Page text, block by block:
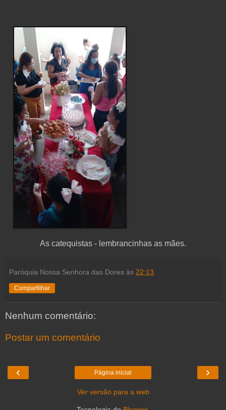
As catequistas - lembrancinhas as mães.
Paróquia Nossa Senhora das Dores às 22:13
Compartilhar
Nenhum comentário:
Postar um comentário
‹ ›
Página inicial
Ver versão para a web